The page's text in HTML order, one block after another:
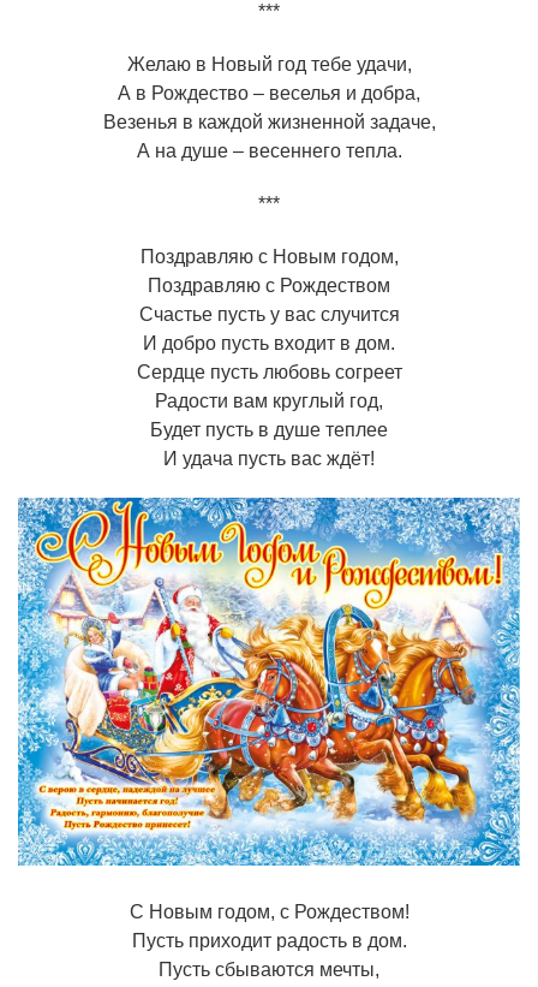
***
Желаю в Новый год тебе удачи,
А в Рождество – веселья и добра,
Везенья в каждой жизненной задаче,
А на душе – весеннего тепла.
***
Поздравляю с Новым годом,
Поздравляю с Рождеством
Счастье пусть у вас случится
И добро пусть входит в дом.
Сердце пусть любовь согреет
Радости вам круглый год,
Будет пусть в душе теплее
И удача пусть вас ждёт!
С Новым годом, с Рождеством!
Пусть приходит радость в дом.
Пусть сбываются мечты,